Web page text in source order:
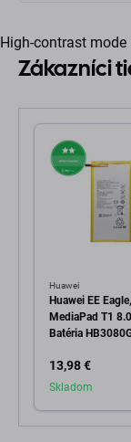
High-contrast mode
Zákazníci
Huawei
Huawei EE Eagle,
MediaPad T1
Batéria
4800mAh
13,98 €
Skladom